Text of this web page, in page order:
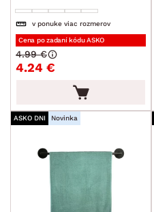
v ponuke viac rozmerov
Cena po zadaní kódu ASKO
4.24 €
4.99 €
ASKO DNI Novinka